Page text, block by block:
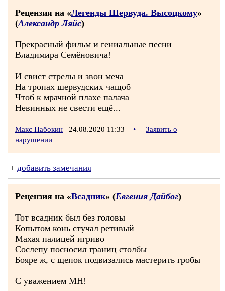
Рецензия на «Легенды Шервуда. Высоцкому»
(Александр Ляйс)
Прекрасный фильм и гениальные песни
Владимира Семёновича!
И свист стрелы и звон меча
На тропах шервудских чащоб
Чтоб к мрачной плахе палача
Невинных не свести ещё...
Макс Набокин 24.08.2020 11:33 •
Заявить о
нарушении
+ добавить замечания
Рецензия на «Всадник» (Евгения Дайбог)
Тот всадник был без головы
Копытом конь стучал ретивый
Махая палицей игриво
Сослепу посносил границ столбы
Бояре ж, с щепок подвизались мастерить гробы
С уважением МН!